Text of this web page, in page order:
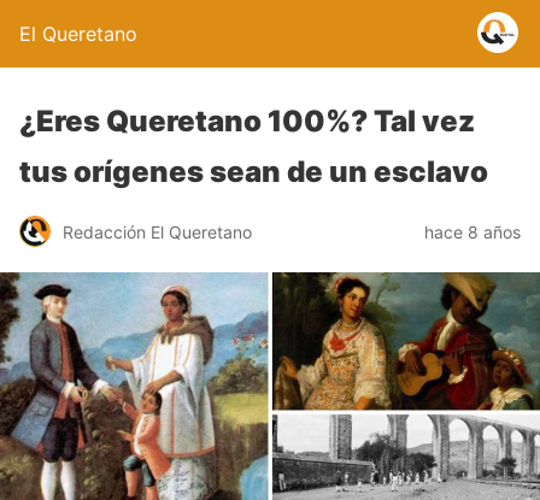
El Queretano
¿Eres Queretano 100%? Tal vez
tus orígenes sean de un esclavo
Redacción El Queretano hace 8 años